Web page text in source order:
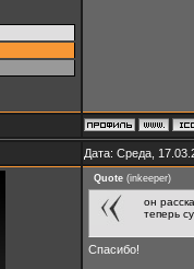
Дата: Среда,
Quote(inkeeper)
он
теперь
Спасибо!